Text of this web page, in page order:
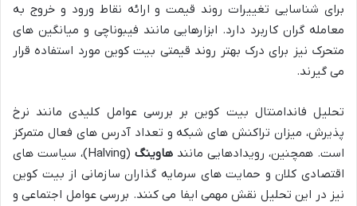
برای شناسایی تغییرات روند قیمت و ارائه نقاط ورود و خروج به
معامله گران کاربرد دارد. ابزارهایی مانند فیبوناچی و میانگین های
متحرک نیز برای درک بهتر روند قیمتی بیت کوین مورد استفاده قرار
می گیرند.
تحلیل فاندامنتال بیت کوین بر بررسی عوامل کلیدی مانند نرخ
پذیرش، میزان تراکنش های شبکه و تعداد آدرس های فعال متمرکز
است. همچنین، رویدادهایی مانند هاوینگ
(Halving)، سیاست های
اقتصادی کلان و حمایت های سرمایه گذاران سازمانی از بیت کوین
نیز در این تحلیل نقش مهمی ایفا می کنند. بررسی عوامل اجتماعی و